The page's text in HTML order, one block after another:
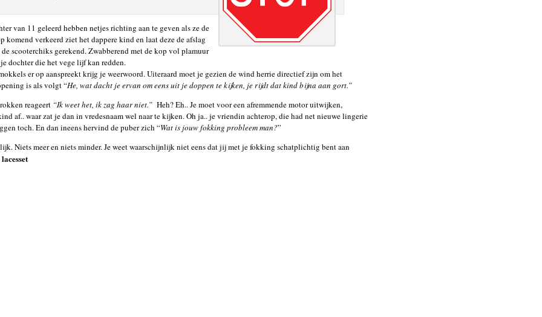
van 11 geleerd hebben netjes richting aan te geven als ze de
komend verkeerd ziet het dappere kind en laat deze de afslag
scooterchiks gerekend. Zwabberend met de kop vol plamuur
dochter die het vege lijf kan redden.
er op aanspreekt krijg je weerwoord. Uiteraard moet je gezien de wind herrie directief zijn om het
is als volgt “He, wat dacht je ervan om eens uit je doppen te kijken, je rijdt dat kind bijna aan gort.”
reageert “Ik weet het, ik zag haar niet.” Heh? Eh.. Je moet voor een afremmende motor uitwijken,
af.. waar zat je dan in vredesnaam wel naar te kijken. Oh ja.. je vriendin achterop, die had net nieuwe lingerie
toch. En dan ineens hervind de puber zich “Wat is jouw fokking probleem man?”
Niets meer en niets minder. Je weet waarschijnlijk niet eens dat jij met je fokking schatplichtig bent aan